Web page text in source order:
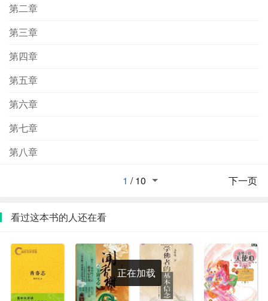
第二章
第三章
第四章
第五章
第六章
第七章
第八章
下一页
1 /10
看过这本书的人还在看
正在加载